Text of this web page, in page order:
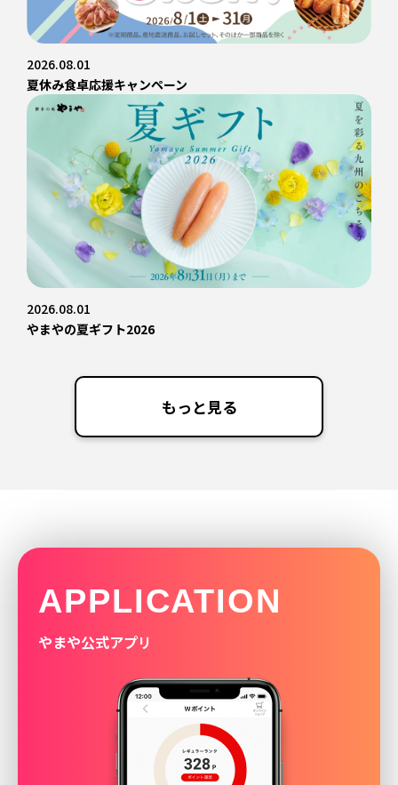
2026.08.01
夏休み食卓応援キャンペーン
2026.08.01
やまやの夏ギフト2026
もっと見る
APPLICATION
やまや公式アプリ